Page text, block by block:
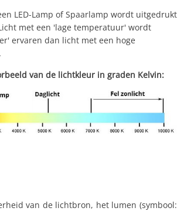
LED-Lamp of Spaarlamp wordt uitgedrukt
met een 'lage temperatuur' wordt
ervaren dan licht met een hoge
.
van de lichtkleur in graden Kelvin:
van de lichtbron, het lumen (symbool: